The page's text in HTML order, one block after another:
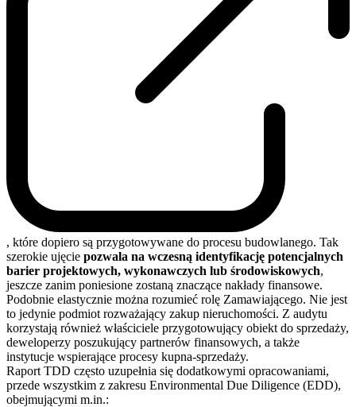
, które dopiero są przygotowywane do procesu budowlanego. Tak
szerokie ujęcie pozwala na wczesną identyfikację potencjalnych
barier projektowych, wykonawczych lub środowiskowych,
jeszcze zanim poniesione zostaną znaczące nakłady finansowe.
Podobnie elastycznie można rozumieć rolę Zamawiającego. Nie jest
to jedynie podmiot rozważający zakup nieruchomości. Z audytu
korzystają również właściciele przygotowujący obiekt do sprzedaży,
deweloperzy poszukujący partnerów finansowych, a także
instytucje wspierające procesy kupna-sprzedaży.
Raport TDD często uzupełnia się dodatkowymi opracowaniami,
przede wszystkim z zakresu Environmental Due Diligence (EDD),
obejmującymi m.in.: